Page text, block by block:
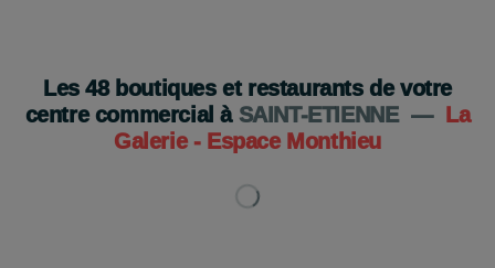
Les48boutiques et restaurants de votre
centre commercial à SAINT-ETIENNE —
La
Galerie - Espace Monthieu